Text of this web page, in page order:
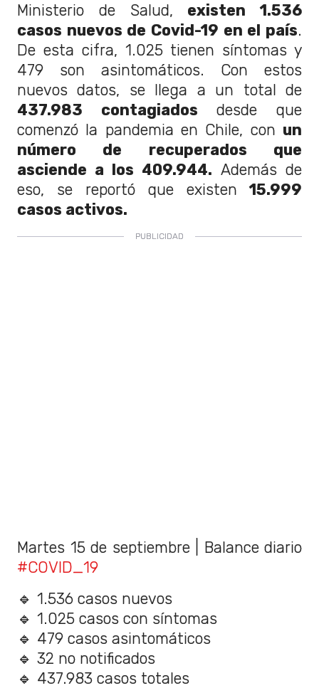
Ministerio de Salud, existen 1.536
casos nuevos de Covid-19 en el país.
De esta cifra, 1.025 tienen síntomas y
479 son asintomáticos. Con estos
nuevos datos, se llega a un total de
437.983 contagiados desde que
comenzó la pandemia en Chile, con un
número de recuperados que
asciende a los 409.944. Además de
eso, se reportó que existen 15.999
casos activos.
Martes 15 de septiembre | Balance diario
#COVID_19
🔹 1.536 casos nuevos
🔹 1.025 casos con síntomas
🔹 479 casos asintomáticos
🔹 32 no notificados
🔹 437.983 casos totales